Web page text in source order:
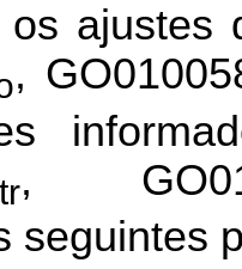
ajustes
,
,
seguintes